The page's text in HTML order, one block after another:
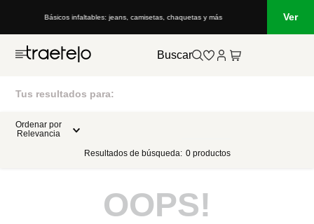
Básicos infaltables: jeans, camisetas, chaquetas y más Ver
Buscar
Tus resultados para:
Ordenar por
Relevancia
Resultados de búsqueda: 0 productos
OOPS!